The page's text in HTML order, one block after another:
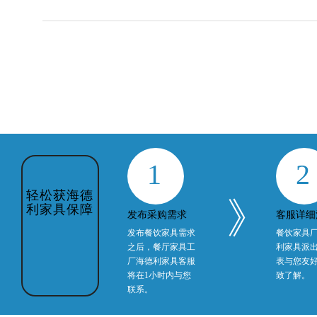
1
发布采购需求
发布餐饮家具需求
之后，餐厅家具工
厂海德利家具客服
将在1小时内与您
联系。
》
2
客服详
餐饮家具
利家具派
表与您友
致了解。